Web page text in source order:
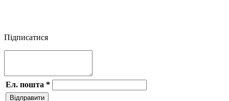
Підписатися
Ел. пошта *
Відправити